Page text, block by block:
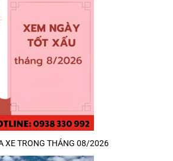
XE TRONG THÁNG 08/2026